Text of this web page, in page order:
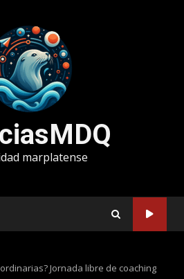
marplatense
Jornada libre de coaching